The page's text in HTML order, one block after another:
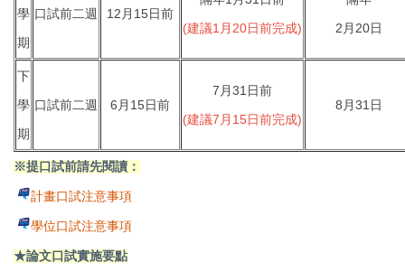
學
期
口試前二週 12月15日前
(建議1月20日前完成)
2月20日
下
學
期
口試前二週 6月15日前
7月31日前
(建議7月15日前完成)
8月31日
※提口試前請先閱讀：
計畫口試注意事項
學位口試注意事項
★論文口試實施要點